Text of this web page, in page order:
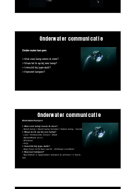
Onderwaterlampen
> Wat voor lamp neem ik mee?
> Waar let ik op bij een lamp?
> Verschil bij type duik?
> Hoeveel lampen?
Onderwater communicatie
Onderwaterlampen
> Wat voor lamp neem ik mee?
- Hand lamp / Hand lamp hendel / Kabel lamp - hendel
> Waar let ik op bij een lamp?
- Led / Voldoende lumen / Watt
- Oplaadbare accu
- Dimbaar
- Prijs
> Verschil bij type duik?
- Dag meer licht dan nacht - dimbaar voordeel
> Hoeveel lampen?
- Nachtduik 2 opgeladen lampen (1 primair / 1 back-
up)
Onderwater communicatie